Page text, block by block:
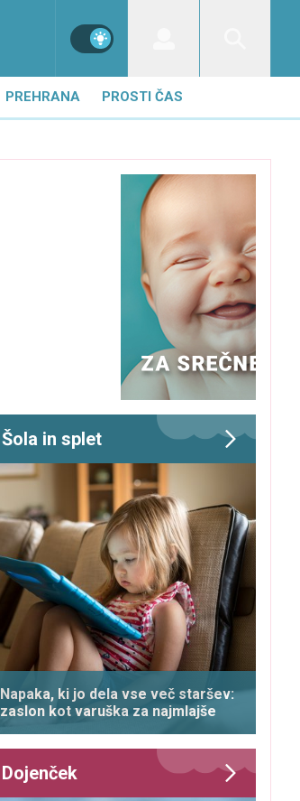
PREHRANA PROSTI ČAS
Šola in splet
Napaka, ki jo dela vse več staršev:
zaslon kot varuška za najmlajše
Dojenček